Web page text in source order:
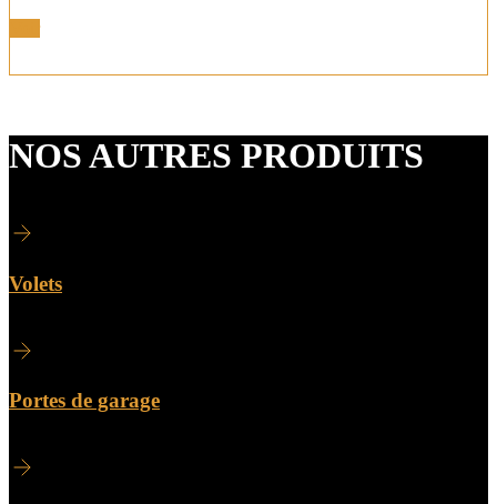
NOS AUTRES PRODUITS
Volets
Portes de garage